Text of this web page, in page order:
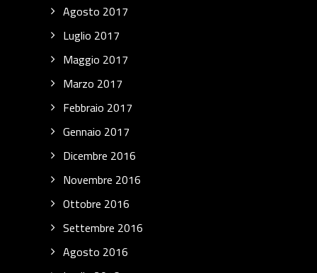
Agosto 2017
Luglio 2017
Maggio 2017
Marzo 2017
Febbraio 2017
Gennaio 2017
Dicembre 2016
Novembre 2016
Ottobre 2016
Settembre 2016
Agosto 2016